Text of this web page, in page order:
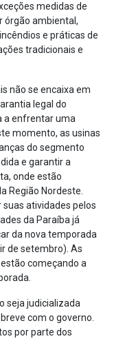
medidas de
órgão ambiental,
e práticas de
tradicionais e
não se encaixa em
legal do
a enfrentar uma
momento, as usinas
do segmento
e garantir a
onde estão
Região Nordeste.
suas atividades pelos
da Paraíba já
da nova temporada
de setembro). As
começando a
seja judicializada
com o governo.
por parte dos